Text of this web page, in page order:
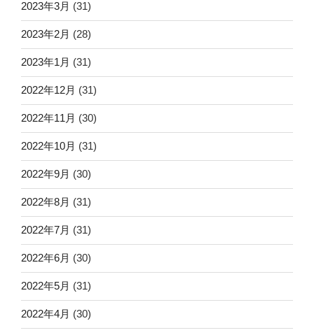
2023年3月 (31)
2023年2月 (28)
2023年1月 (31)
2022年12月 (31)
2022年11月 (30)
2022年10月 (31)
2022年9月 (30)
2022年8月 (31)
2022年7月 (31)
2022年6月 (30)
2022年5月 (31)
2022年4月 (30)